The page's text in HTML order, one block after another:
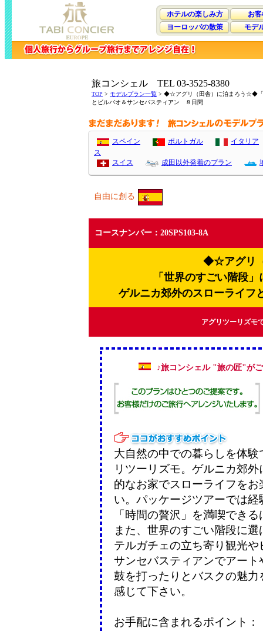
ホテルの楽しみ方
お客
ヨーロッパの散策
モデ
旅コンシェル TEL 03-3525-8380
TOP > モデルプラン一覧 > ◆☆アグリ（田舎）に泊まろう☆◆「
とビルバオ＆サンセバスティアン ８日間
スペイン ポルトガル
イタリア
ス
スイス
成田以外発着のプラン
自由に創る
コースナンバー：20SPS103-8A
◆☆アグリ
「世界のすごい階段
ゲルニカ郊外のスローライ
アグリツーリズモ
♪旅コンシェル "旅の匠"が
大自然の中での暮らしを体験
リツーリズモ。ゲルニカ郊外
的なお家でスローライフをお
い。パッケージツアーでは経
「時間の贅沢」を満喫でき
また、世界のすごい階段に選
テルガチェの立ち寄り観光や
サンセバスティアンでアート
鼓を打ったりとバスクの魅力
感じて下さい。
お手配に含まれるポイント：